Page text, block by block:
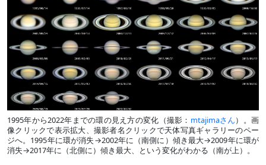
1995年から2022年までの環の見え方の変化（撮影： mtajimaさん）。画
像クリックで表示拡大、撮影者名クリックで天体写真ギャラリーのペー
ジへ。1995年に環が消失→2002年に（南側に）傾き最大→2009年に環が
消失→2017年に（北側に）傾き最大、という変化がわかる（南が上）。